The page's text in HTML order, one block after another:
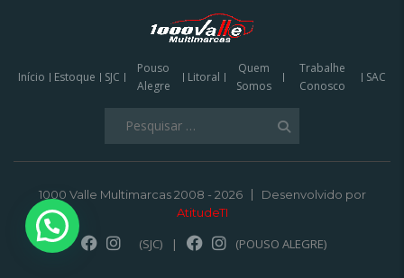
Início Estoque SJC
Pouso
Alegre
Litoral
Quem
Somos
Trabalhe
Conosco
SAC
1000 Valle Multimarcas 2008 - 2026
Desenvolvido por
AtitudeTI
(SJC) | (POUSO ALEGRE)